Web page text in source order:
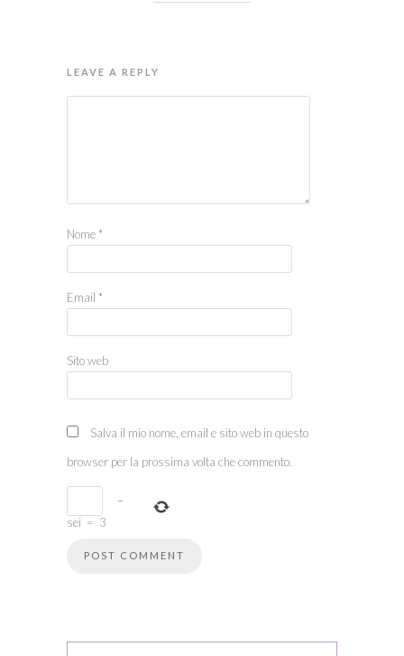
LEAVE A REPLY
Nome *
Email *
Sito web
Salva il mio nome, email e sito web in questo
browser per la prossima volta che commento.
−
sei = 3